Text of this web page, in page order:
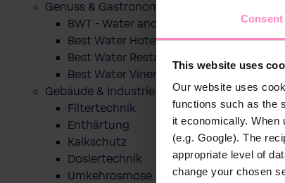
Consent
This website uses
Our website uses
functions such as the
it economically.
(e.g. Google). The
appropriate level of
change your chosen
Genuss & Gastronomie
BWT - Water and more
Best Water Hotel
Best Water Restaurant
Best Water Vinery
Gebäude & Industrie
Filtertechnik
Enthärtung
Kalkschutz
Dosiertechnik
Umkehrosmose